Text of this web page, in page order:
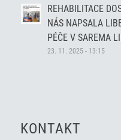
REHABILITACE
NÁS NAPSALA
PÉČE V SAREMA
23. 11. 2025 - 13:15
KONTAKT